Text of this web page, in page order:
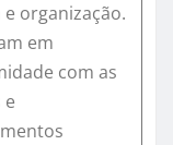
organização.
em
com as
e